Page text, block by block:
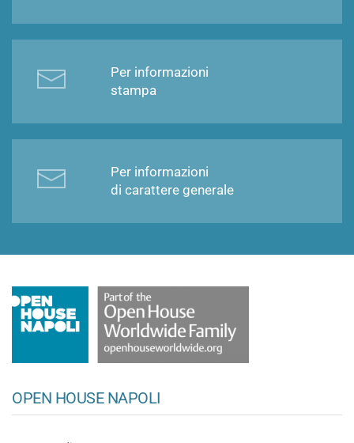
Per informazioni
stampa
Per informazioni
di carattere generale
OPEN HOUSE NAPOLI